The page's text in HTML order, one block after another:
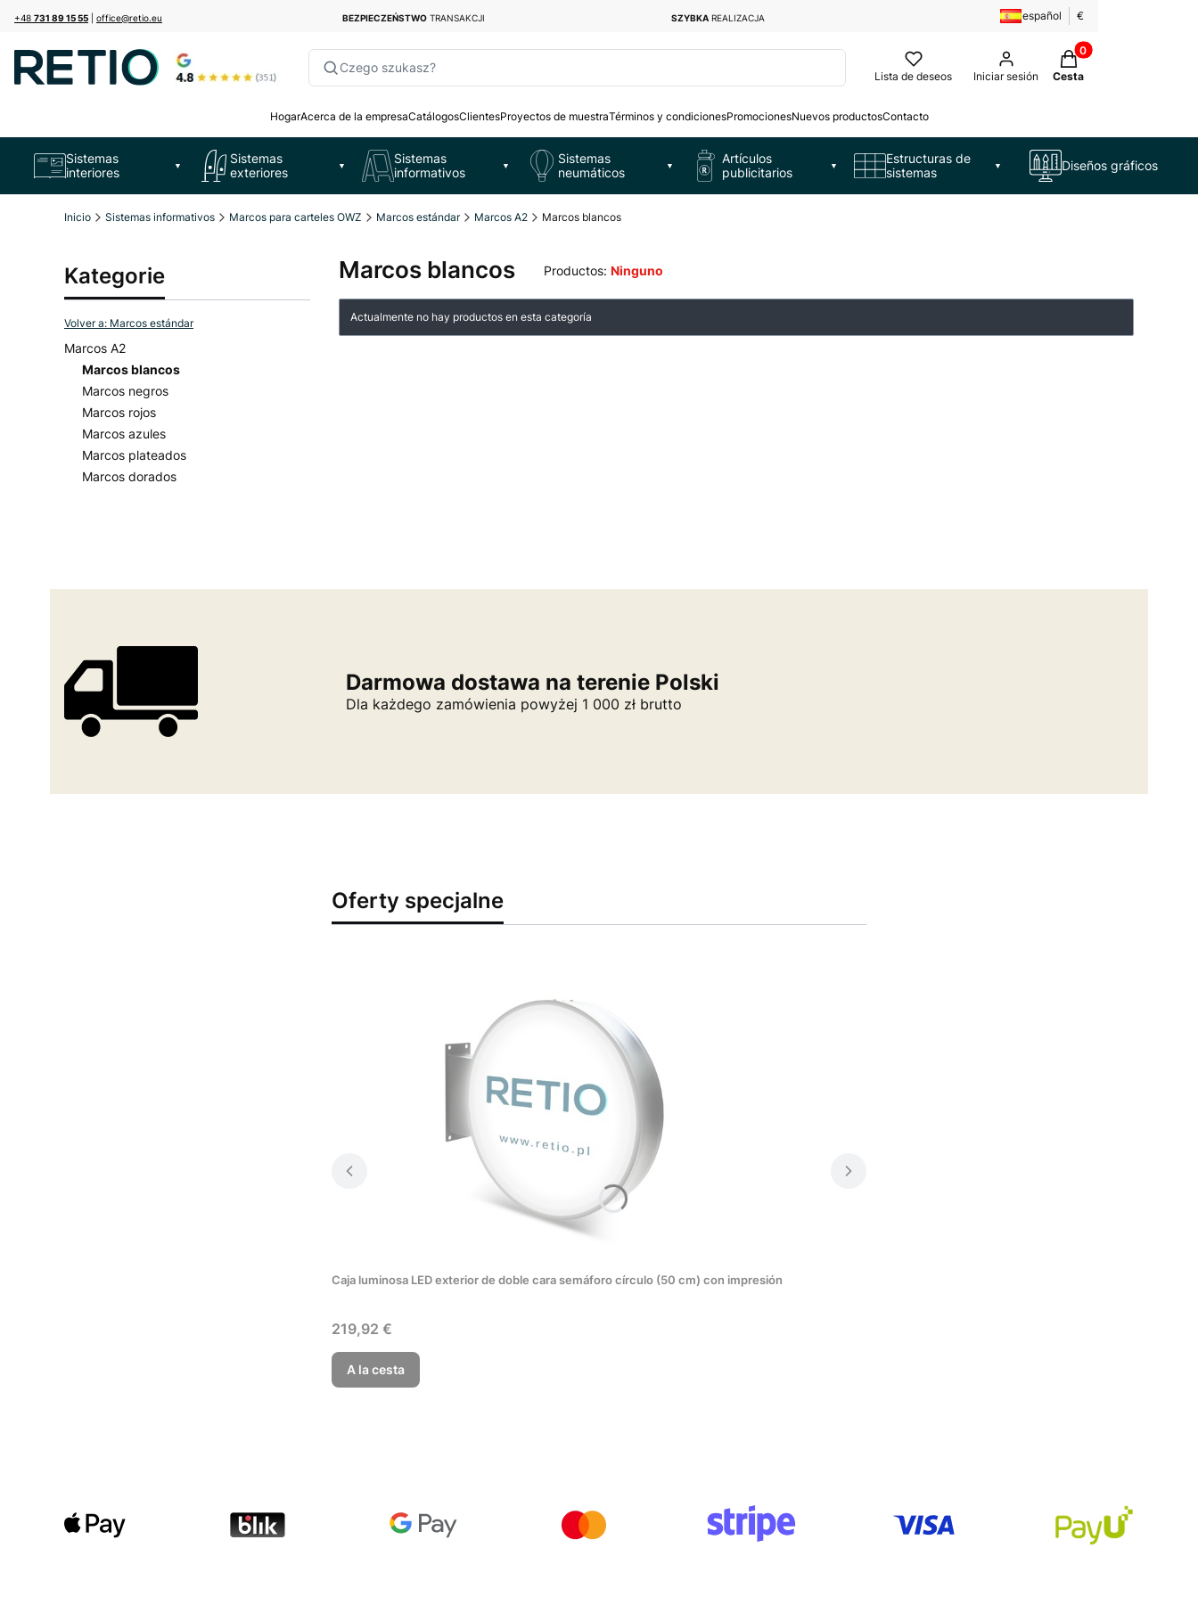
+48 731 89 15 55 office@retio.eu BEZPIECZEŃSTWO TRANSAKCJI SZYBKAREALIZACJA español €
Czego szukasz?
Lista de deseos Iniciar sesión
Productos en la
Cesta
HogarAcerca de la empresaCatálogosClientesProyectos de muestraTérminos y condicionesPromocionesNuevos productosContacto
Sistemas
interiores
▼
Sistemas
exteriores
▼
Sistemas
informativos
▼
Sistemas
neumáticos
▼
Artículos
publicitarios
▼
Estructuras de
sistemas
▼ Diseños gráficos
Inicio Sistemas informativos Marcos para carteles OWZ Marcos estándar Marcos A2 Marcos blancos
Kategorie
Volver a: Marcos estándar
Marcos A2
Marcos blancos
Marcos negros
Marcos rojos
Marcos azules
Marcos plateados
Marcos dorados
Marcos blancos Productos: Ninguno
Lista de productos
Actualmente no hay productos en esta categoría
Darmowa dostawa na terenie Polski
Dla każdego zamówienia powyżej 1 000 zł brutto
Oferty specjalne
Caja luminosa LED exterior de doble cara semáforo círculo (50 cm) con impresión
Precio
219,92 €
A la cesta